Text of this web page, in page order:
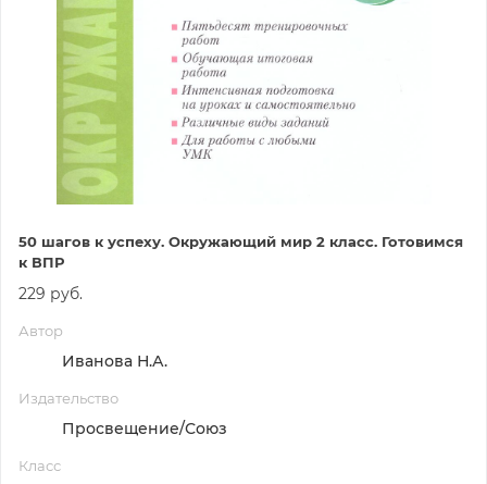
50 шагов к успеху. Окружающий мир 2 класс. Готовимся
к ВПР
229 руб.
Автор
Иванова Н.А.
Издательство
Просвещение/Союз
Класс